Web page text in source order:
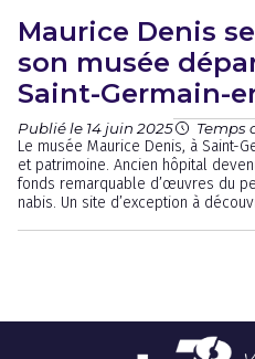
Maurice Denis
son musée
Saint-Germain-
Publié le 14 juin 2025 Temps
Le musée Maurice Denis, à Saint-
et patrimoine. Ancien hôpital
fonds remarquable d’œuvres du
nabis. Un site d’exception à